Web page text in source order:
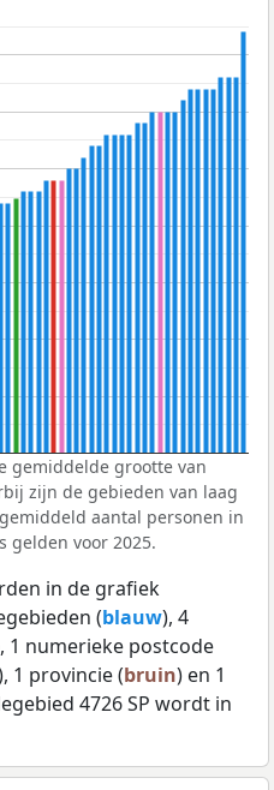
gemiddelde grootte van
zijn de gebieden van laag
aantal personen in
gelden voor 2025.
in de grafiek
(blauw), 4
1 numerieke postcode
1 provincie (bruin) en 1
4726 SP wordt in